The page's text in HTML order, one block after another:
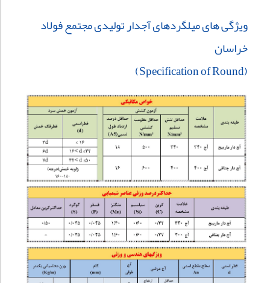
ویژگی های میلگردهای آجدار تولیدی مجتمع فولاد
خراسان
(Specification of Round)